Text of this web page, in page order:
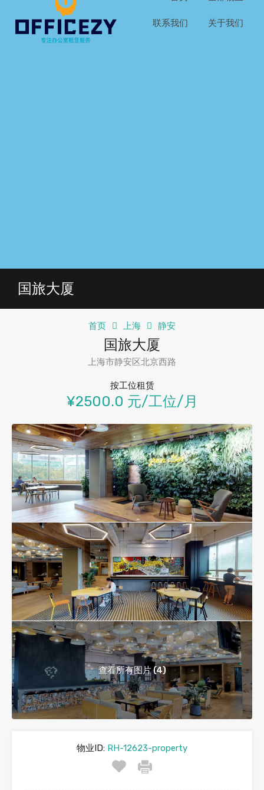
联系我们 关于我们
国旅大厦
首页 上海 静安
国旅大厦
上海市静安区北京西路
按工位租赁
¥2500.0 元/工位/月
查看所有图片 (4)
物业ID: RH-12623-property